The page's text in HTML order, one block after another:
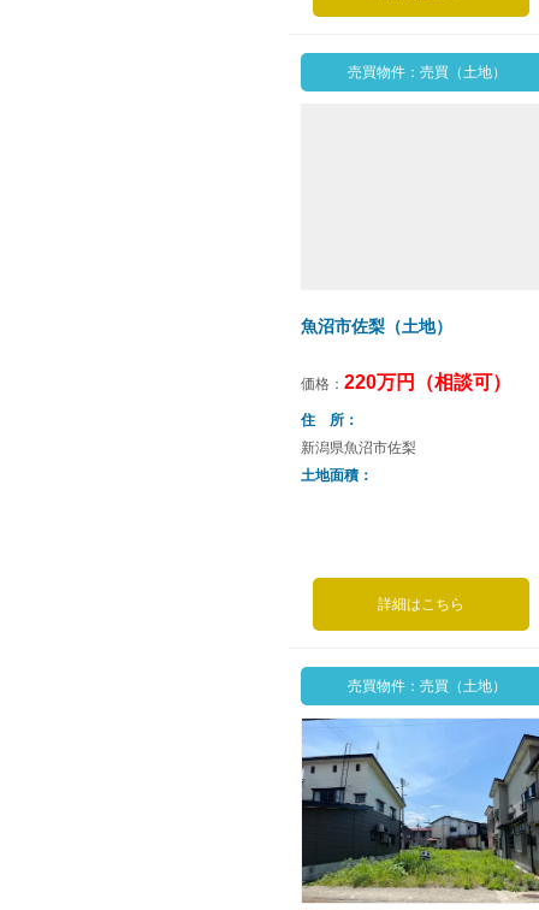
売買物件：売買（土地）
魚沼市佐梨（土地）
価格： 220万円（相談可）
住 所
新潟県魚沼市佐梨
土地面積
詳細はこちら
売買物件：売買（土地）